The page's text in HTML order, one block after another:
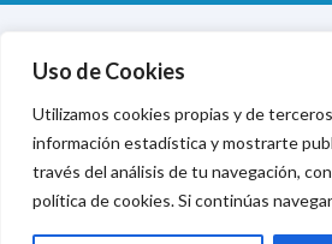
Uso de Cookies
Utilizamos cookies propias y de
información estadística y mostrarte
través del análisis de tu navegación,
política de cookies. Si continúas